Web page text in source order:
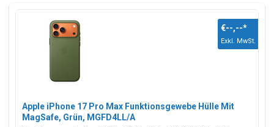
Apple iPhone 17 Pro Max Funktionsgewebe Hülle Mit
MagSafe, Grün, MGFD4LL/A
€--,--*
Exkl. MwSt.